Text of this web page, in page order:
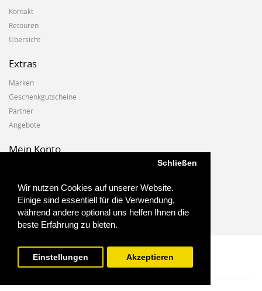
Wir nutzen Cookies auf unserer Website.
Einige sind essentiell für die Verwendung,
während andere optional uns helfen Ihnen die
beste Erfahrung zu bieten.
Schließen
Einstellungen Akzeptieren
Kontakt
Retouren
Übersicht
Extras
Marken
Geschenkgutscheine
Partner
Angebote
Mein Konto
Auftragshistorie
Wunschzettel
Newsletter
Biostoffe.at - 2025